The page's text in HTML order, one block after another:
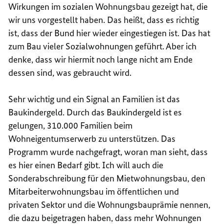
Wirkungen im sozialen Wohnungsbau gezeigt hat, die
wir uns vorgestellt haben. Das heißt, dass es richtig
ist, dass der Bund hier wieder eingestiegen ist. Das hat
zum Bau vieler Sozialwohnungen geführt. Aber ich
denke, dass wir hiermit noch lange nicht am Ende
dessen sind, was gebraucht wird.
Sehr wichtig und ein Signal an Familien ist das
Baukindergeld. Durch das Baukindergeld ist es
gelungen, 310.000 Familien beim
Wohneigentumserwerb zu unterstützen. Das
Programm wurde nachgefragt, woran man sieht, dass
es hier einen Bedarf gibt. Ich will auch die
Sonderabschreibung für den Mietwohnungsbau, den
Mitarbeiterwohnungsbau im öffentlichen und
privaten Sektor und die Wohnungsbauprämie nennen,
die dazu beigetragen haben, dass mehr Wohnungen